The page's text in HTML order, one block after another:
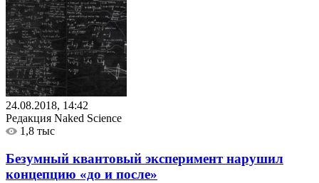
24.08.2018, 14:42
Редакция Naked Science
1,8 тыс
Безумный квантовый эксперимент нарушил
концепцию «до и после»